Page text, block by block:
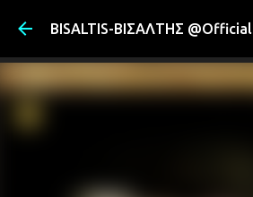
BISALTIS-ΒΙΣΑΛΤΗΣ @Official